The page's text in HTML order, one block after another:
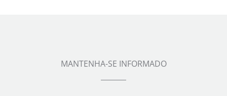
MANTENHA-SE INFORMADO